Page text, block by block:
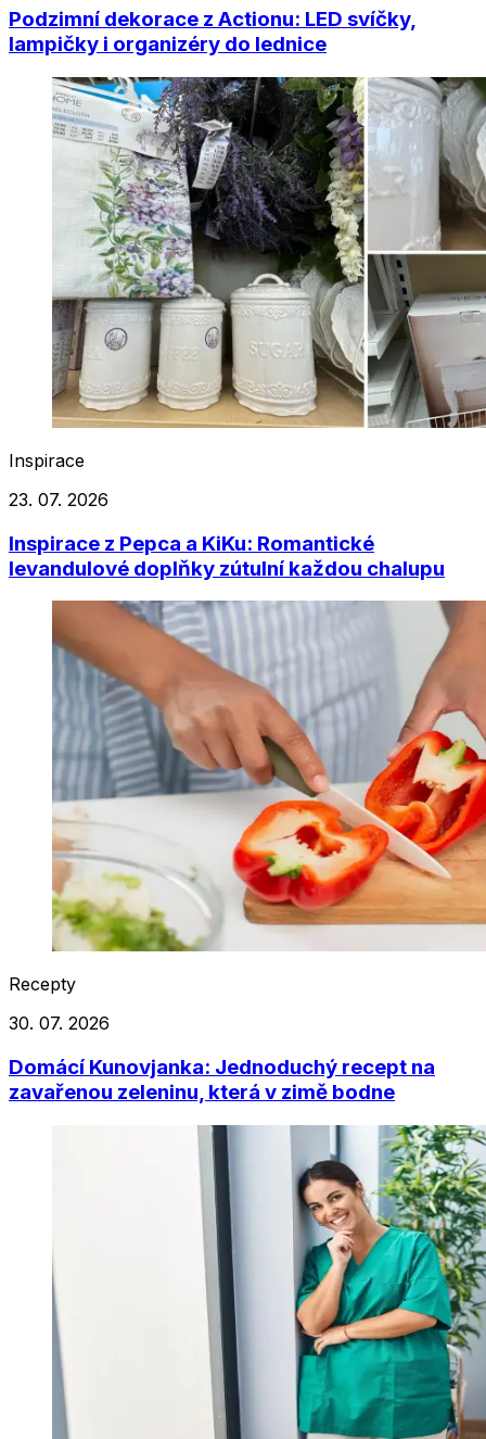
Podzimní dekorace z Actionu: LED svíčky,
lampičky i organizéry do lednice
Inspirace
23. 07. 2026
Inspirace z Pepca a KiKu: Romantické
levandulové doplňky zútulní každou chalupu
Recepty
30. 07. 2026
Domácí Kunovjanka: Jednoduchý recept na
zavařenou zeleninu, která v zimě bodne